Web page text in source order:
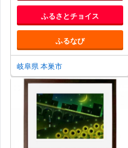
ふるさとチョイス
ふるなび
岐阜県 本巣市